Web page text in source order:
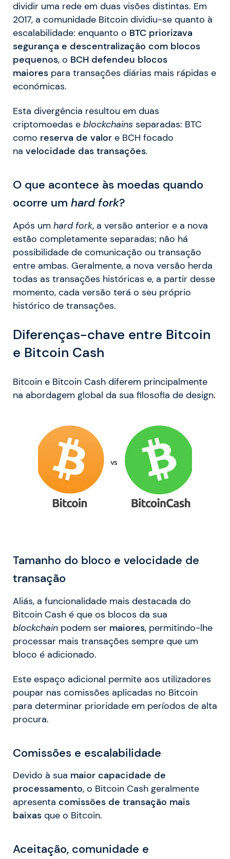
dividir uma rede em duas visões distintas. Em
2017, a comunidade Bitcoin dividiu-se quanto à
escalabilidade: enquanto o BTC priorizava
segurança e descentralização com blocos
pequenos, o BCH defendeu blocos
maiores para transações diárias mais rápidas e
económicas.
Esta divergência resultou em duas
criptomoedas e blockchains separadas: BTC
como reserva de valor e BCH focado
na velocidade das transações.
O que acontece às moedas quando
ocorre um hard fork?
Após um hard fork, a versão anterior e a nova
estão completamente separadas; não há
possibilidade de comunicação ou transação
entre ambas. Geralmente, a nova versão herda
todas as transações históricas e, a partir desse
momento, cada versão terá o seu próprio
histórico de transações.
Diferenças-chave entre Bitcoin
e Bitcoin Cash
Bitcoin e Bitcoin Cash diferem principalmente
na abordagem global da sua filosofia de design.
Tamanho do bloco e velocidade de
transação
Aliás, a funcionalidade mais destacada do
Bitcoin Cash é que os blocos da sua
blockchain podem ser maiores, permitindo-lhe
processar mais transações sempre que um
bloco é adicionado.
Este espaço adicional permite aos utilizadores
poupar nas comissões aplicadas no Bitcoin
para determinar prioridade em períodos de alta
procura.
Comissões e escalabilidade
Devido à sua maior capacidade de
processamento, o Bitcoin Cash geralmente
apresenta comissões de transação mais
baixas que o Bitcoin.
Aceitação, comunidade e